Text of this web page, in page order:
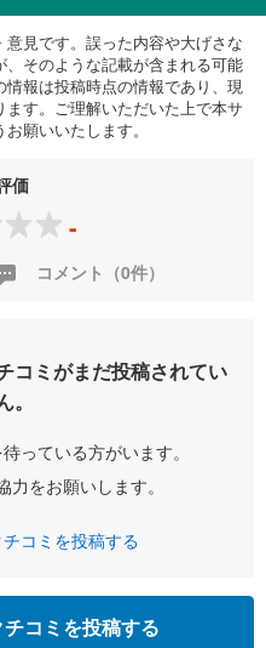
見です。誤った内容や大げさな
そのような記載が含まれる可能
報は投稿時点の情報であり、現
す。ご理解いただいた上で本サ
願いいたします。
価
-
コメント（0件）
コミがまだ投稿されてい
。
っている方がいます。
をお願いします。
コミを投稿する
コミを投稿する